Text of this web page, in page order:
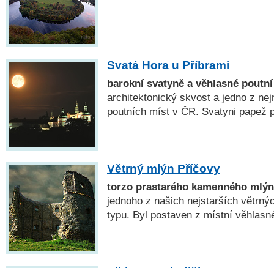
Svatá Hora u Příbrami
barokní svatyně a věhlasné
architektonický skvost a jedno z
poutních míst v ČR. Svatyni papež
Větrný mlýn Příčovy
torzo prastarého kamenného
jednoho z našich nejstarších
typu. Byl postaven z místní